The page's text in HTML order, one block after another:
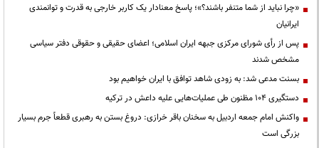
«چرا نباید از شما متنفر باشند؟»؛ پاسخ معنادار یک کاربر خارجی به قدرت و توانمندی
ایرانیان
پس از رأی شورای مرکزی جبهه ایران اسلامی؛ اعضای حقیقی و حقوقی دفتر سیاسی
مشخص شدند
بسنت مدعی شد: به زودی شاهد توافق با ایران خواهیم بود
دستگیری ۱۰۴ مظنون طی عملیات‌هایی علیه داعش در ترکیه
واکنش امام جمعه اردبیل به سخنان باقر خرازی: دروغ بستن به رهبری قطعاً جرم بسیار
بزرگی است